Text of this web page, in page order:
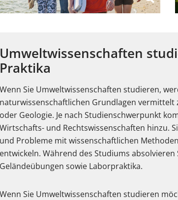
Umweltwissenschaften
Praktika
Wenn Sie Umweltwissenschaften studieren,
naturwissenschaftlichen Grundlagen vermittelt
oder Geologie. Je nach Studienschwerpunkt
Wirtschafts- und Rechtswissenschaften hinzu.
und Probleme mit wissenschaftlichen
entwickeln. Während des Studiums
Geländeübungen sowie Laborpraktika.
Wenn Sie Umweltwissenschaften studieren